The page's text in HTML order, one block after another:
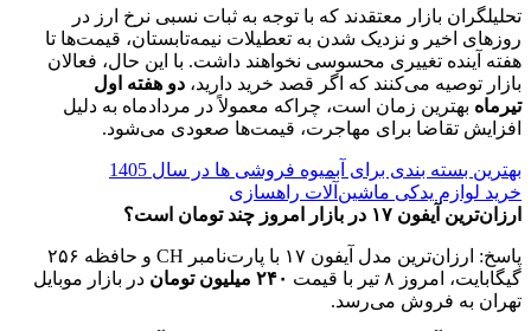
تحلیلگران بازار معتقدند که با توجه به ثبات نسبی نرخ ارز در
روزهای اخیر و نزدیک شدن به تعطیلات نیمه‌تابستان، قیمت‌ها تا
هفته آینده تغییری محسوسی نخواهند داشت. با این حال، فعالان
بازار توصیه می‌کنند که اگر قصد خرید دارید، دو هفته اول
تیرماه بهترین زمان است، چراکه معمولاً در مردادماه به دلیل
افزایش تقاضا برای مهاجرت، قیمت‌ها صعودی می‌شود.
بهترین بسته بندی برای آبمیوه فروشی ها در سال 1405
خرید لوازم یدکی ماشین‌آلات راهسازی
ارزان‌ترین آیفون ۱۷ در بازار امروز چند تومان است؟
پاسخ: ارزان‌ترین مدل آیفون ۱۷ با پارت‌نامبر CH و حافظه ۲۵۶
گیگابایت، امروز ۸ تیر با قیمت
۲۴۰ میلیون تومان
در بازار موبایل
تهران به فروش می‌رسد.